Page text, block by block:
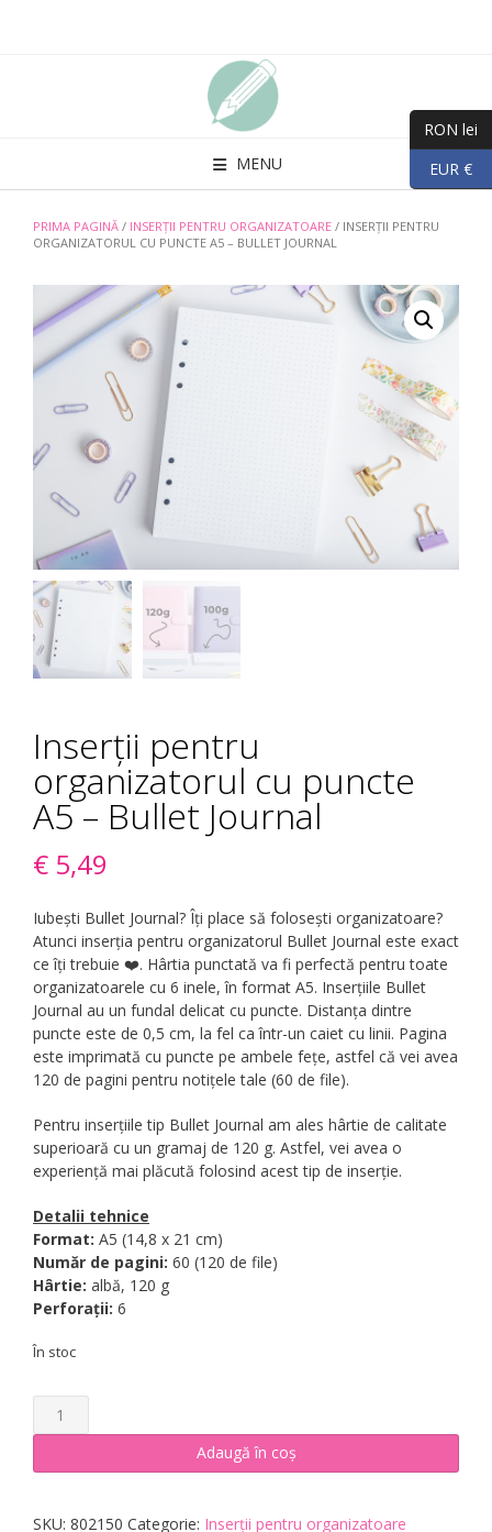
MENU
PRIMA PAGINĂ / INSERȚII PENTRU ORGANIZATOARE / INSERȚII PENTRU
ORGANIZATORUL CU PUNCTE A5 – BULLET JOURNAL
Inserții pentru
organizatorul cu puncte
A5 – Bullet Journal
€ 5,49
Iubești Bullet Journal? Îți place să folosești organizatoare?
Atunci inserția pentru organizatorul Bullet Journal este exact
ce îți trebuie ❤️. Hârtia punctată va fi perfectă pentru toate
organizatoarele cu 6 inele, în format A5. Inserțiile Bullet
Journal au un fundal delicat cu puncte. Distanța dintre
puncte este de 0,5 cm, la fel ca într-un caiet cu linii. Pagina
este imprimată cu puncte pe ambele fețe, astfel că vei avea
120 de pagini pentru notițele tale (60 de file).
Pentru inserțiile tip Bullet Journal am ales hârtie de calitate
superioară cu un gramaj de 120 g. Astfel, vei avea o
experiență mai plăcută folosind acest tip de inserție.
Detalii tehnice
Format: A5 (14,8 x 21 cm)
Număr de pagini: 60 (120 de file)
Hârtie: albă, 120 g
Perforații: 6
În stoc
Cantitate
Inserții
organizatorul
puncte
Adaugă în coș
SKU: 802150 Categorie: Inserții pentru organizatoare
RON lei
EUR €